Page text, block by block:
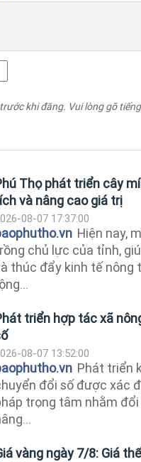
khi đăng. Vui lòng gõ
Thọ phát triển cây
và nâng cao giá trị
08-07 17:37:00
Hiện nay,
chủ lực của tỉnh,
thúc đẩy kinh tế nông
triển hợp tác xã
08-07 13:52:00
Phát triển
đổi số được xác
trọng tâm nhằm
vàng ngày 7/8: Giá